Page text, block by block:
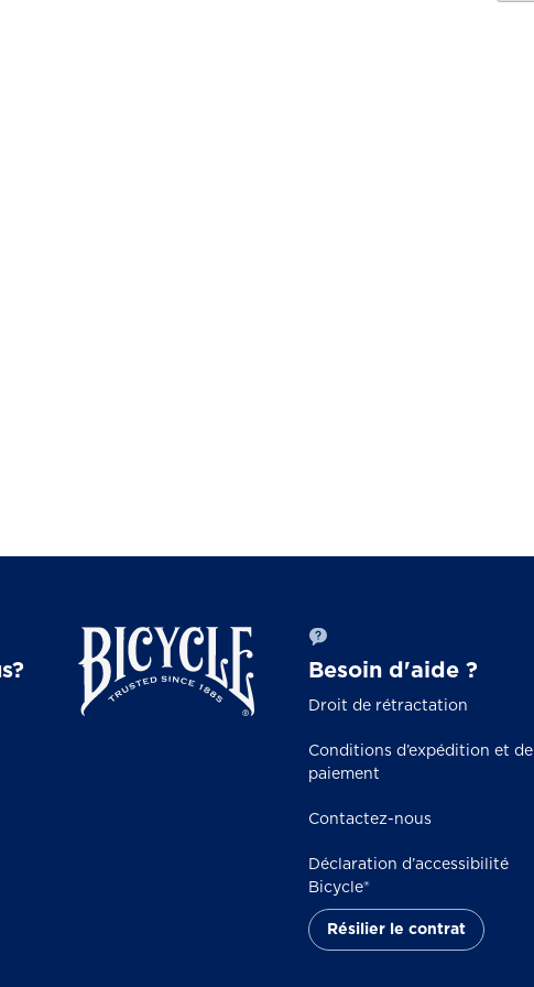
Besoin d'aide ?
Droit de rétractation
Conditions d’expédition et de
paiement
Contactez-nous
Déclaration d’accessibilité
Bicycle®
Résilier le contrat